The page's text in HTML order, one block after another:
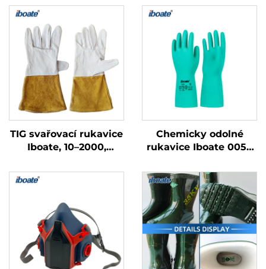
TIG svařovací rukavice
Iboate, 10–2000,
tepelně odolné
robustní svařovací
Chemicky odolné
rukavice Iboate 0056
průmyslové ochranné
rukavice certifikované
podle normy EN 374